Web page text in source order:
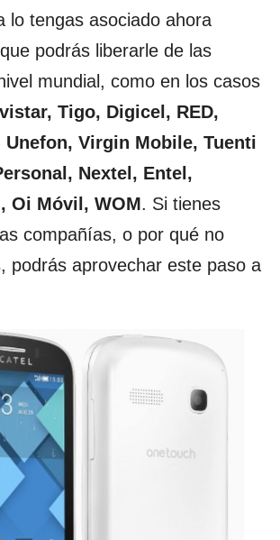
lo tengas asociado ahora
podrás liberarle de las
mundial, como en los casos
Tigo, Digicel, RED,
Unefon, Virgin Mobile, Tuenti
Nextel, Entel,
Oi Móvil, WOM. Si tienes
compañías, o por qué no
podrás aprovechar este paso a